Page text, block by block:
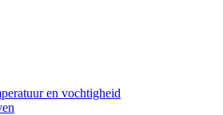
en vochtigheid